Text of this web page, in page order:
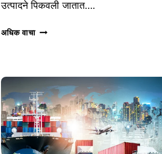
उत्पादने पिकवली जातात….
अधिक वाचाभारतातून
करावी?
कृषी
निर्यातीचे
महत्त्व
आणि